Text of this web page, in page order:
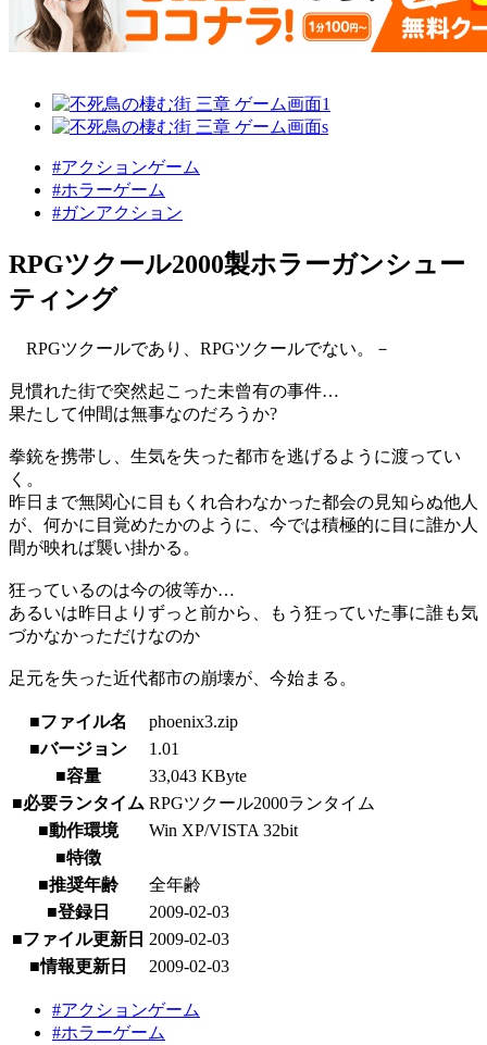
#アクションゲーム
#ホラーゲーム
#ガンアクション
RPGツクール2000製ホラーガンシュー
ティング
RPGツクールであり、RPGツクールでない。－
見慣れた街で突然起こった未曾有の事件…
果たして仲間は無事なのだろうか?
拳銃を携帯し、生気を失った都市を逃げるように渡ってい
く。
昨日まで無関心に目もくれ合わなかった都会の見知らぬ他人
が、何かに目覚めたかのように、今では積極的に目に誰か人
間が映れば襲い掛かる。
狂っているのは今の彼等か…
あるいは昨日よりずっと前から、もう狂っていた事に誰も気
づかなかっただけなのか
足元を失った近代都市の崩壊が、今始まる。
■ファイル名
phoenix3.zip
■バージョン
1.01
■容量
33,043 KByte
■必要ランタイム RPGツクール2000ランタイム
■動作環境
Win XP/VISTA 32bit
■特徴
■推奨年齢
全年齢
■登録日
2009-02-03
■ファイル更新日 2009-02-03
■情報更新日
2009-02-03
#アクションゲーム
#ホラーゲーム